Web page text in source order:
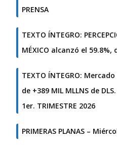
PRENSA
TEXTO ÍNTEGRO:
MÉXICO alcanzó el
TEXTO ÍNTEGRO:
de +389 MIL MLLNS de
1er. TRIMESTRE 2026
PRIMERAS PLANAS –